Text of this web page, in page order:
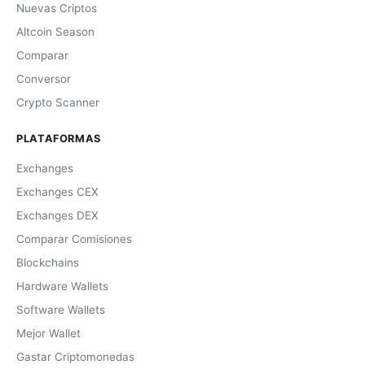
Nuevas Criptos
Altcoin Season
Comparar
Conversor
Crypto Scanner
PLATAFORMAS
Exchanges
Exchanges CEX
Exchanges DEX
Comparar Comisiones
Blockchains
Hardware Wallets
Software Wallets
Mejor Wallet
Gastar Criptomonedas